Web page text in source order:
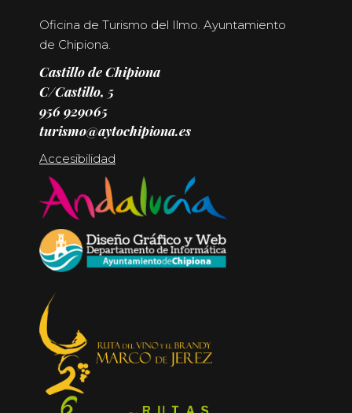
Oficina de Turismo del Ilmo. Ayuntamiento
de Chipiona.
Castillo de Chipiona
C/Castillo, 5
956 929065
turismo@aytochipiona.es
Accesibilidad